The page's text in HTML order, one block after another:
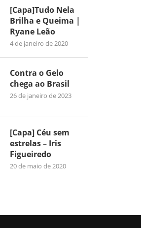
[Capa]Tudo Nela
Brilha e Queima |
Ryane Leão
4 de janeiro de 2020
Contra o Gelo
chega ao Brasil
26 de janeiro de 2023
[Capa] Céu sem
estrelas – Iris
Figueiredo
20 de maio de 2020